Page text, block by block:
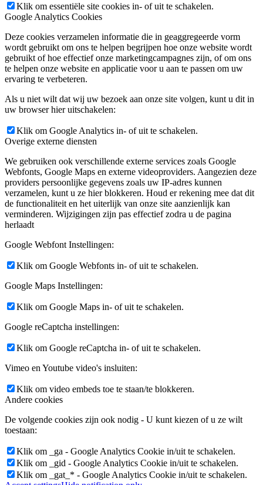
Klik om essentiële site cookies in- of uit te schakelen.
Google Analytics Cookies
Deze cookies verzamelen informatie die in geaggregeerde vorm
wordt gebruikt om ons te helpen begrijpen hoe onze website wordt
gebruikt of hoe effectief onze marketingcampagnes zijn, of om ons
te helpen onze website en applicatie voor u aan te passen om uw
ervaring te verbeteren.
Als u niet wilt dat wij uw bezoek aan onze site volgen, kunt u dit in
uw browser hier uitschakelen:
Klik om Google Analytics in- of uit te schakelen.
Overige externe diensten
We gebruiken ook verschillende externe services zoals Google
Webfonts, Google Maps en externe videoproviders. Aangezien deze
providers persoonlijke gegevens zoals uw IP-adres kunnen
verzamelen, kunt u ze hier blokkeren. Houd er rekening mee dat dit
de functionaliteit en het uiterlijk van onze site aanzienlijk kan
verminderen. Wijzigingen zijn pas effectief zodra u de pagina
herlaadt
Google Webfont Instellingen:
Klik om Google Webfonts in- of uit te schakelen.
Google Maps Instellingen:
Klik om Google Maps in- of uit te schakelen.
Google reCaptcha instellingen:
Klik om Google reCaptcha in- of uit te schakelen.
Vimeo en Youtube video's insluiten:
Klik om video embeds toe te staan/te blokkeren.
Andere cookies
De volgende cookies zijn ook nodig - U kunt kiezen of u ze wilt
toestaan:
Klik om _ga - Google Analytics Cookie in/uit te schakelen.
Klik om _gid - Google Analytics Cookie in/uit te schakelen.
Klik om _gat_* - Google Analytics Cookie in/uit te schakelen.